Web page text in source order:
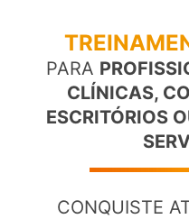
PARA
CLÍNICAS,
ESCRITÓRIOS
CONQUISTE